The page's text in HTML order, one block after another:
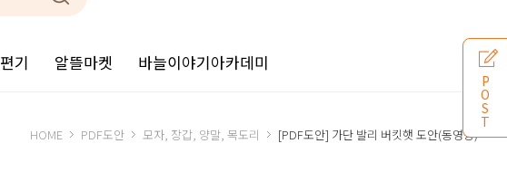
기 알뜰마켓 바늘이야기아카데미
HOME PDF도안 모자, 장갑, 양말, 목도리 [PDF도안] 가단 발리 버킷햇 도안(동영상)
P
O
S
T